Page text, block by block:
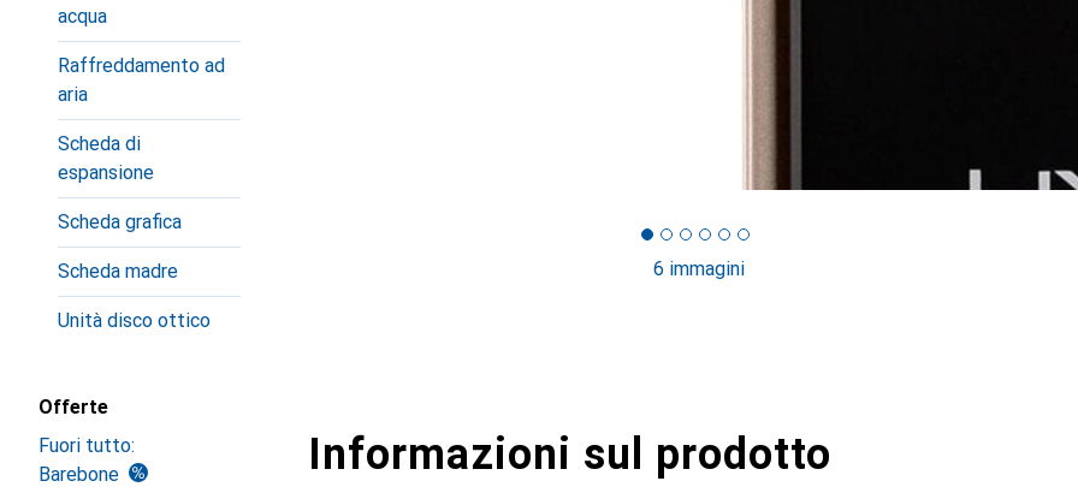
acqua
Raffreddamento ad
aria
Scheda di
espansione
Scheda grafica
Scheda madre
Unità disco ottico
Offerte
Fuori tutto:
Barebone
6 immagini
Informazioni sul prodotto